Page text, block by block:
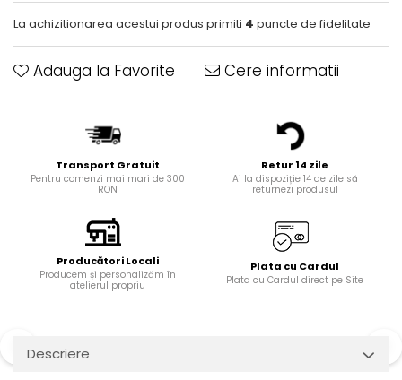
La achizitionarea acestui produs primiti 4 puncte de fidelitate
Adauga la Favorite Cere informatii
Transport Gratuit
Pentru comenzi mai mari de 300
RON
Retur 14 zile
Ai la dispoziție 14 de zile să
returnezi produsul
Producători Locali
Producem și personalizăm în
atelierul propriu
Plata cu Cardul
Plata cu Cardul direct pe Site
Descriere